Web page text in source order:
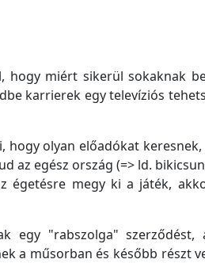
hogy miért sikerül sokaknak
karrierek egy televíziós
hogy olyan előadókat
az egész ország (=> ld.
égetésre megy ki a játék,
egy "rabszolga" szerződést,
a műsorban és később részt